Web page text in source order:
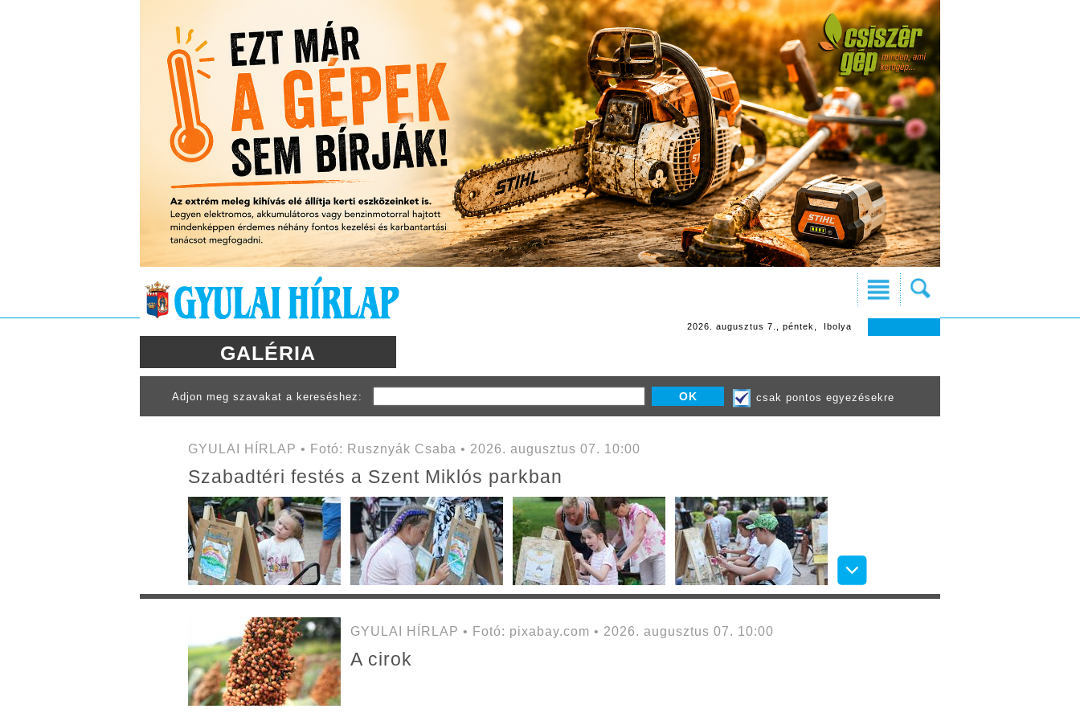
2026. augusztus 7., péntek, Ibolya
GALÉRIA
Adjon meg szavakat a kereséshez: csak pontos egyezésekre
GYULAI HÍRLAP • Fotó: Rusznyák Csaba • 2026. augusztus 07. 10:00
Szabadtéri festés a Szent Miklós parkban
GYULAI HÍRLAP • Fotó: pixabay.com • 2026. augusztus 07. 10:00
A cirok